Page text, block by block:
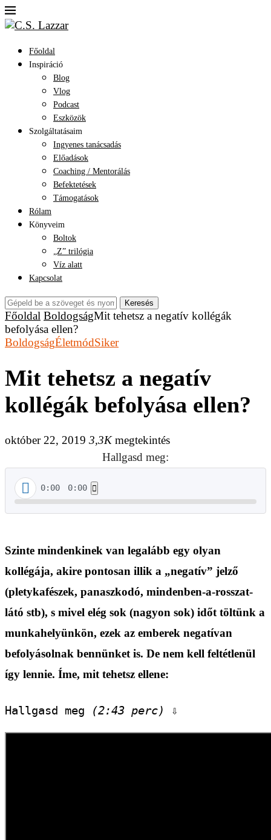
Főoldal
Inspiráció
Blog
Vlog
Podcast
Eszközök
Szolgáltatásaim
Ingyenes tanácsadás
Előadások
Coaching / Mentorálás
Befektetések
Támogatások
Rólam
Könyveim
Boltok
„Z” trilógia
Víz alatt
Kapcsolat
Keresés
Főoldal BoldogságMit tehetsz a negatív kollégák
befolyása ellen?
BoldogságÉletmódSiker
Mit tehetsz a negatív
kollégák befolyása ellen?
október 22, 2019 3,3Kmegtekintés
Hallgasd meg:
0:00 0:00
Szinte mindenkinek van legalább egy olyan
kollégája, akire pontosan illik a „negatív” jelző
(pletykafészek, panaszkodó, mindenben-a-rosszat-
látó stb), s mivel elég sok (nagyon sok) időt töltünk a
munkahelyünkön, ezek az emberek negatívan
befolyásolnak bennünket is. De nem kell feltétlenül
így lennie. Íme, mit tehetsz ellene:
Hallgasd meg (2:43 perc) ⇩